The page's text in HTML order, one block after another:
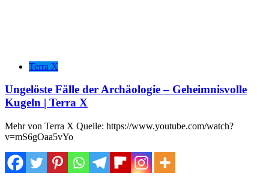
Terra X
Ungelöste Fälle der Archäologie – Geheimnisvolle
Kugeln | Terra X
Mehr von Terra X Quelle: https://www.youtube.com/watch?
v=mS6gOaa5vYo